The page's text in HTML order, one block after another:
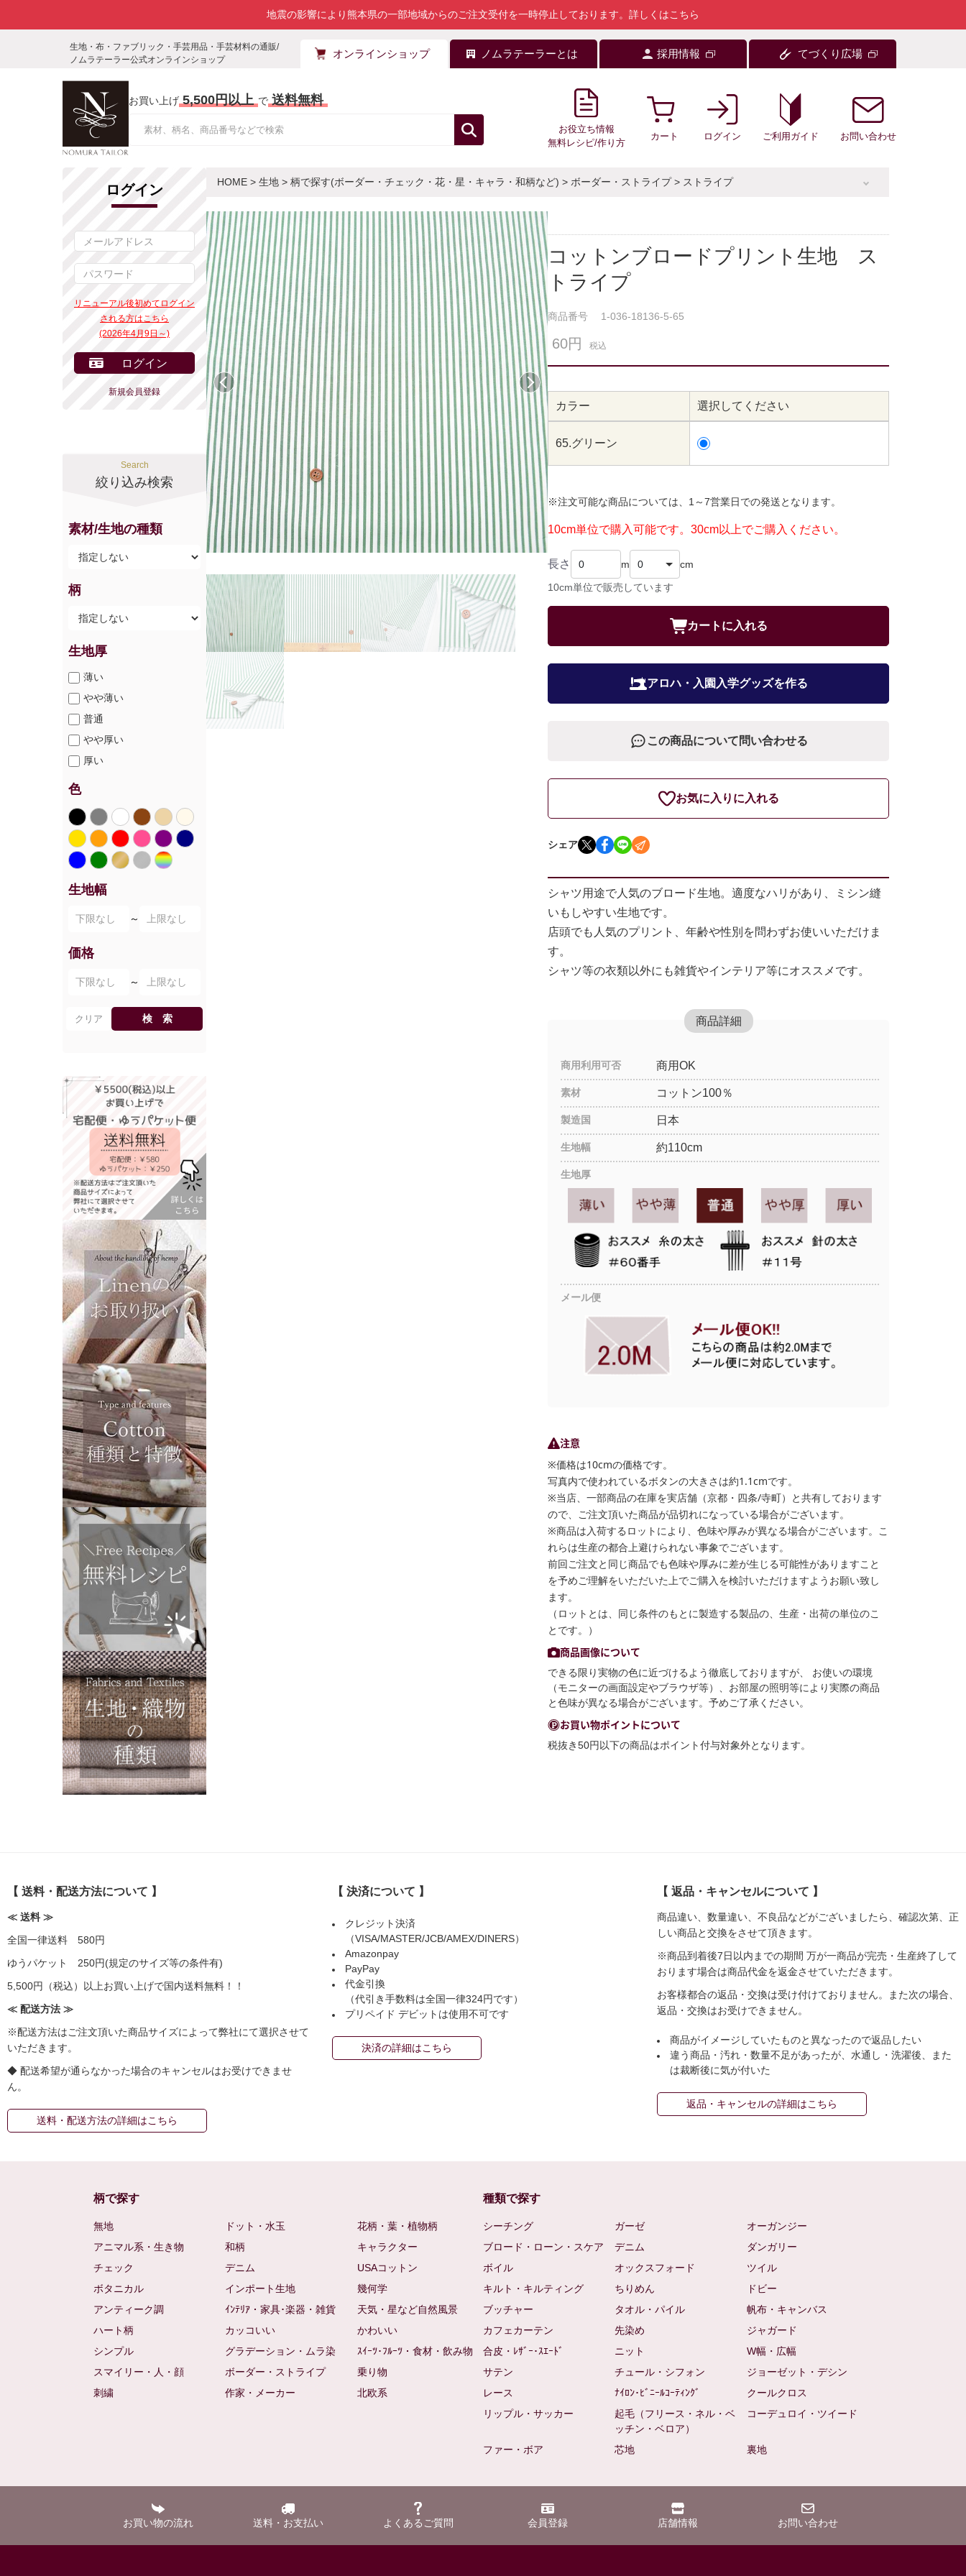
地震の影響により熊本県の一部地域からのご注文受付を一時停止しております。 詳しくはこちら
生地・布・ファブリック・手芸用品・手芸材料の通販/
ノムラテーラー公式オンラインショップ
オンラインショップ ノムラテーラーとは 採用情報 てづくり広場
お買い上げ 5,500円以上 で 送料無料
お役立ち情報
無料レシピ/作り方
カート ログイン ご利用ガイド お問い合わせ
ログイン
リニューアル後初めてログイン
される方はこちら
(2026年4月9日～)
ログイン
新規会員登録
Search
絞り込み検索
素材/生地の種類
柄
生地厚
薄い
やや薄い
普通
やや厚い
厚い
色
生地幅
～
価格
～
クリア 検 索
HOME > 生地 > 柄で探す(ボーダー・チェック・花・星・キャラ・和柄など) > ボーダー・ストライプ> ストライプ
前へ 次へ
コットンブロードプリント生地 ス
トライプ
商品番号 1-036-18136-5-65
60円 税込
カラー 選択してください
65.グリーン
※注文可能な商品については、1～7営業日での発送となります。
10cm単位で購入可能です。30cm以上でご購入ください。
長さ m cm
10cm単位で販売しています
カートに入れる
アロハ・入園入学グッズを作る
この商品について問い合わせる
お気に入りに入れる
シェア
シャツ用途で人気のブロード生地。適度なハリがあり、ミシン縫
いもしやすい生地です。
店頭でも人気のプリント、年齢や性別を問わずお使いいただけま
す。
シャツ等の衣類以外にも雑貨やインテリア等にオススメです。
商品詳細
商用利用可否 商用OK
素材 コットン100％
製造国 日本
生地幅 約110cm
生地厚
メール便
注意
※価格は10cmの価格です。
写真内で使われているボタンの大きさは約1.1cmです。
※当店、一部商品の在庫を実店舗（京都・四条/寺町）と共有しております
ので、ご注文頂いた商品が品切れになっている場合がございます。
※商品は入荷するロットにより、色味や厚みが異なる場合がございます。こ
れらは生産の都合上避けられない事象でございます。
前回ご注文と同じ商品でも色味や厚みに差が生じる可能性がありますこと
を予めご理解をいただいた上でご購入を検討いただけますようお願い致し
ます。
（ロットとは、同じ条件のもとに製造する製品の、生産・出荷の単位のこ
とです。）
商品画像について
できる限り実物の色に近づけるよう徹底しておりますが、 お使いの環境
（モニターの画面設定やブラウザ等）、お部屋の照明等により実際の商品
と色味が異なる場合がございます。予めご了承ください。
お買い物ポイントについて
税抜き50円以下の商品はポイント付与対象外となります。
【 送料・配送方法について 】
≪ 送料 ≫
全国一律送料 580円
ゆうパケット 250円(規定のサイズ等の条件有)
5,500円（税込）以上お買い上げで国内送料無料！！
≪ 配送方法 ≫
※配送方法はご注文頂いた商品サイズによって弊社にて選択させて
いただきます。
◆ 配送希望が通らなかった場合のキャンセルはお受けできませ
ん。
送料・配送方法の詳細はこちら
【 決済について 】
クレジット決済
（VISA/MASTER/JCB/AMEX/DINERS）
Amazonpay
PayPay
代金引換
（代引き手数料は全国一律324円です）
プリペイド デビットは使用不可です
決済の詳細はこちら
【 返品・キャンセルについて 】
商品違い、数量違い、不良品などがございましたら、確認次第、正
しい商品と交換をさせて頂きます。
※商品到着後7日以内までの期間 万が一商品が完売・生産終了して
おります場合は商品代金を返金させていただきます。
お客様都合の返品・交換は受け付けておりません。また次の場合、
返品・交換はお受けできません。
商品がイメージしていたものと異なったので返品したい
違う商品・汚れ・数量不足があったが、水通し・洗濯後、また
は裁断後に気が付いた
返品・キャンセルの詳細はこちら
柄で探す
無地 ドット・水玉
花柄・葉・植物柄
アニマル系・生き物
和柄
キャラクター
チェック
デニム
USAコットン
ボタニカル
インポート生地
幾何学
アンティーク調
ｲﾝﾃﾘｱ・家具･楽器・雑貨
天気・星など自然風景
ハート柄
カッコいい
かわいい
シンプル
グラデーション・ムラ染
ｽｲｰﾂ･ﾌﾙｰﾂ・食材・飲み物
スマイリー・人・顔
ボーダー・ストライプ
乗り物
刺繍
作家・メーカー 北欧系
種類で探す
シーチング ガーゼ
オーガンジー
ブロード・ローン・スケア
デニム
ダンガリー
ボイル
オックスフォード
ツイル
キルト・キルティング
ちりめん
ドビー
ブッチャー
タオル・パイル
帆布・キャンバス
カフェカーテン
先染め
ジャガード
合皮・ﾚｻﾞｰ･ｽｴｰﾄﾞ
ニット
W幅・広幅
サテン
チュール・シフォン
ジョーゼット・デシン
レース
ﾅｲﾛﾝ･ﾋﾞﾆｰﾙｺｰﾃｨﾝｸﾞ
クールクロス
リップル・サッカー
起毛（フリース・ネル・ベ
ッチン・ベロア）
コーデュロイ・ツイード
ファー・ボア 芯地 裏地
お買い物の流れ 送料・お支払い よくあるご質問 会員登録 店舗情報 お問い合わせ